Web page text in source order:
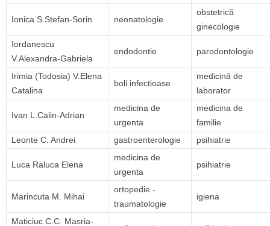
Ionica S.Stefan-Sorin neonatologie
obstetrică
ginecologie
Iordanescu
V.Alexandra-Gabriela
endodontie parodontologie
Irimia (Todosia) V.Elena
Catalina
boli infectioase
medicină de
laborator
Ivan L.Calin-Adrian
medicina de
urgenta
medicina de
familie
Leonte C. Andrei
gastroenterologie psihiatrie
Luca Raluca Elena
medicina de
urgenta
psihiatrie
Marincuta M. Mihai
ortopedie -
traumatologie
igiena
Maticiuc C.C. Masria-